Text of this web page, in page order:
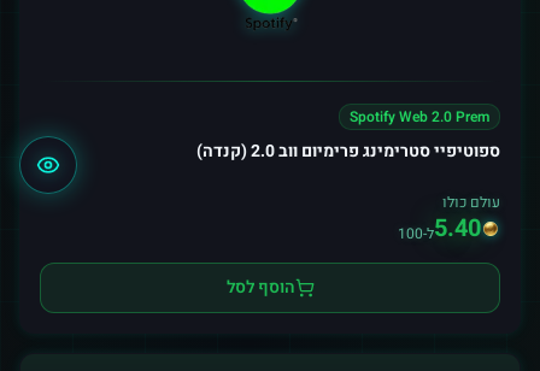
Spotify Web 2.0 Prem
ספוטיפיי סטרימינג פרימיום ווב 2.0 (קנדה)
עולם כולו
5.40ל-100
הוסף לסל